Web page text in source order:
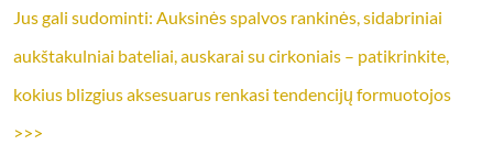
Jus gali sudominti: Auksinės spalvos rankinės, sidabriniai
aukštakulniai bateliai, auskarai su cirkoniais – patikrinkite,
kokius blizgius aksesuarus renkasi tendencijų formuotojos
>>>